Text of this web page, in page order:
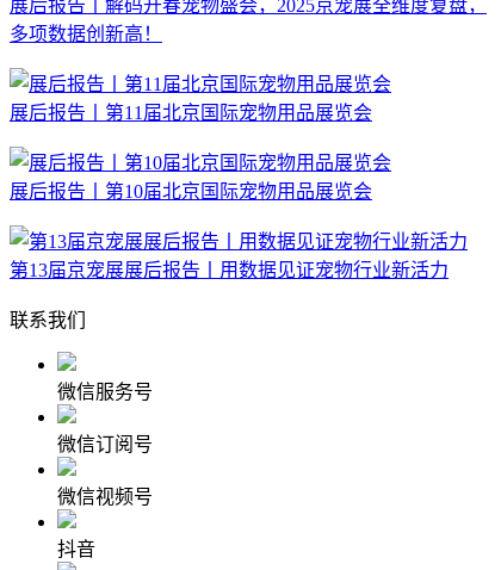
展后报告丨解码开春宠物盛会，2025京宠展全维度复盘，
多项数据创新高！
展后报告丨第11届北京国际宠物用品展览会
展后报告丨第10届北京国际宠物用品展览会
第13届京宠展展后报告丨用数据见证宠物行业新活力
联系我们
微信服务号
微信订阅号
微信视频号
抖音